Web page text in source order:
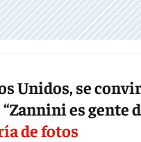
Unidos, se
es gente
de fotos